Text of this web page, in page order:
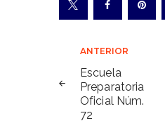
Navegación
de
entradas
ANTERIOR
Escuela
Preparatoria
Oficial Núm.
72